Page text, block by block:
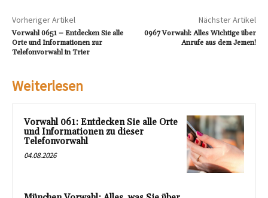
Vorheriger Artikel
Vorwahl 0651 – Entdecken Sie alle
Orte und Informationen zur
Telefonvorwahl in Trier
Nächster Artikel
0967 Vorwahl: Alles Wichtige über
Anrufe aus dem Jemen!
Weiterlesen
Vorwahl 061: Entdecken Sie alle Orte
und Informationen zu dieser
Telefonvorwahl
04.08.2026